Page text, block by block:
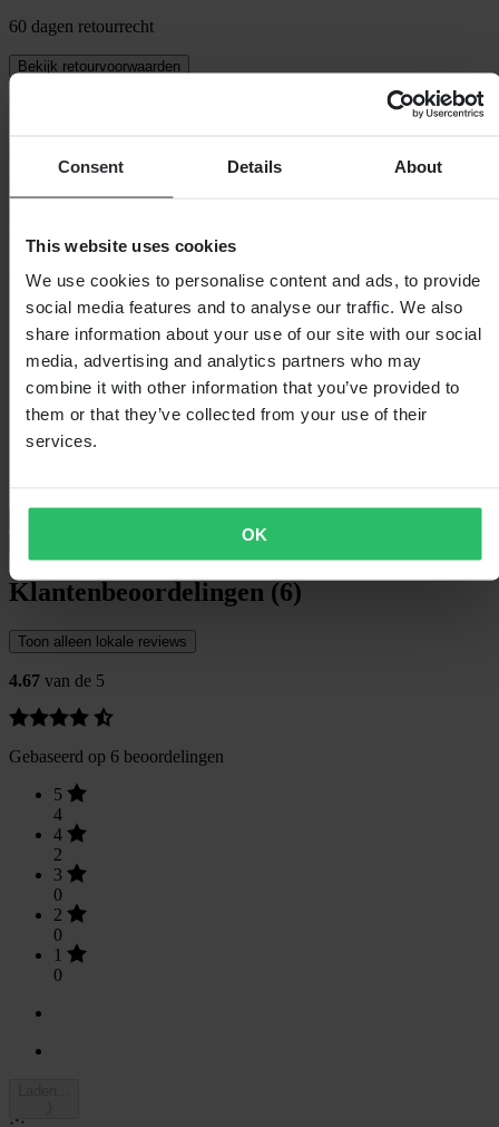
Consent Details About
This website uses cookies
We use cookies to personalise content and ads, to provide
social media features and to analyse our traffic. We also
share information about your use of our site with our social
media, advertising and analytics partners who may
combine it with other information that you’ve provided to
them or that they’ve collected from your use of their
services.
OK
60 dagen retourrecht
Bekijk retourvoorwaarden
polyester. De heupriem is verstelbaar en de tas heeft in totaal 5
vakken voor al uw spullen.
32x12x8
Specificaties
Verpakkingsgewicht158
WaterdichtNee
Kleur Donkere Camouflage
Verpakkingslengte 305
SKU-titel
Klantenbeoordelingen (6)
Toon alleen lokale reviews
4.67 van de 5
Gebaseerd op 6 beoordelingen
5
4
4
2
3
0
2
0
1
0